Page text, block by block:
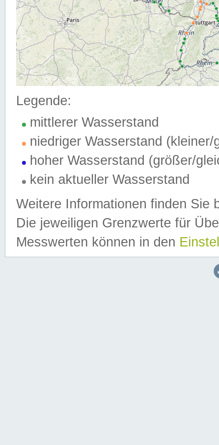
Legende:
mittlerer Wasserstand
niedriger Wasserstand (kleiner/
hoher Wasserstand (größer/
kein aktueller Wasserstand
Weitere Informationen finden Sie
Die jeweiligen Grenzwerte für
Messwerten können in den